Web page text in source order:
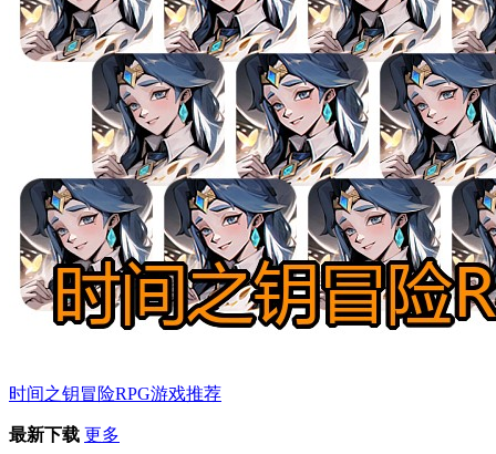
时间之钥冒险RPG游戏推荐
最新下载 更多